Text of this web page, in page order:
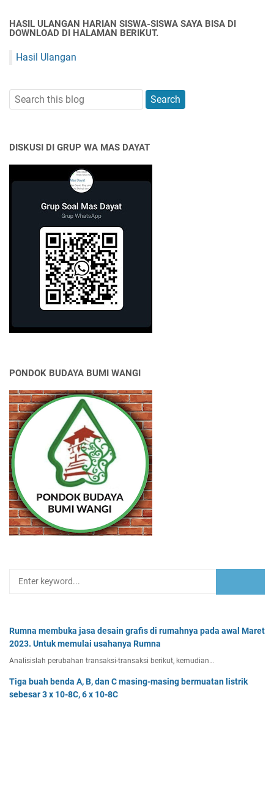
HASIL ULANGAN HARIAN SISWA-SISWA SAYA BISA DI
DOWNLOAD DI HALAMAN BERIKUT.
Hasil Ulangan
DISKUSI DI GRUP WA MAS DAYAT
PONDOK BUDAYA BUMI WANGI
Rumna membuka jasa desain grafis di rumahnya pada awal Maret
2023. Untuk memulai usahanya Rumna
Analisislah perubahan transaksi-transaksi berikut, kemudian…
Tiga buah benda A, B, dan C masing-masing bermuatan listrik
sebesar 3 x 10-8C, 6 x 10-8C